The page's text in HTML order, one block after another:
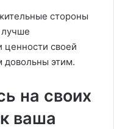
стороны
ценности своей
довольны этим.
на своих
ваша